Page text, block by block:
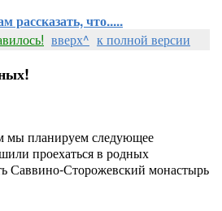
рассказать, что.....
вверх^ к полной версии
мы планируем следующее
проехаться в родных
Саввино-Сторожевский монастырь